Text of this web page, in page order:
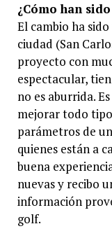
¿Cómo han
El cambio ha
ciudad (San
proyecto con
espectacular,
no es aburrida.
mejorar todo
parámetros de
quienes están a
buena
nuevas y recibo
información
golf.